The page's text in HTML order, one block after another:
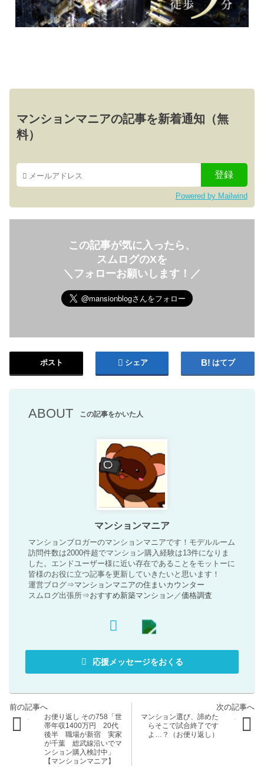
マンションマニアの記事を新着通知（無
料）
Powered by Mailwind
この記事が気に入ったら、
スムログのXを
＼フォローお願いします！／
ポスト シェア はてブ
ABOUT この記事をかいた人
マンションマニア
マンションブロガーのマンションマニアです！モデルルーム
訪問件数は2000件超でマンション購入経験は13件になりま
した。エンドユーザー様に近い存在であることをモットーに
皆様のお役に立つ記事を更新していきたいと思います！
運営ブログ⇒マンションマニアの住まいカウンター
スムログ出張所⇒おすすめ新築マンション ／価格調査
応援メッセージをおくる
お便り返し その758「世
帯年収1400万円 20代
後半 職場が新宿 実家
が千葉 総武線沿いでマ
ンション購入検討中」
【マンションマニア】
マンション選び、諦めた
らそこで試合終了です
よ…？（お便り返し）